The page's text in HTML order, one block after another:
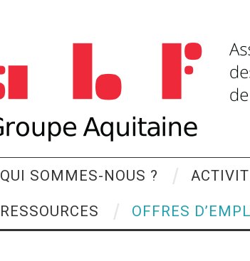
QUI SOMMES-NOUS ?
RESSOURCES OFFRES